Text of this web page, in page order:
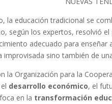
la educación tradicional se
según los expertos, resolvió
adecuado para
improvisada sino también de
la Organización para la
desarrollo económico, el
en la transformación